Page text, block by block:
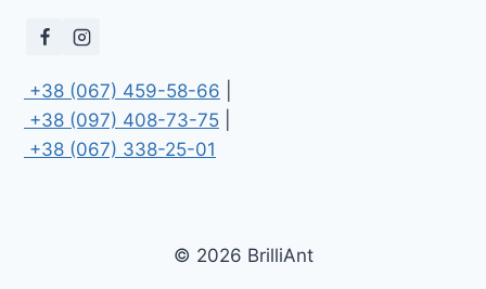
+38 (067) 459-58-66
+38 (097) 408-73-75
+38 (067) 338-25-01
© 2026 BrilliAnt